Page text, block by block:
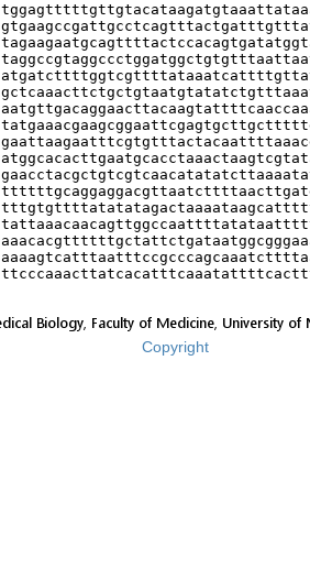
Copyright